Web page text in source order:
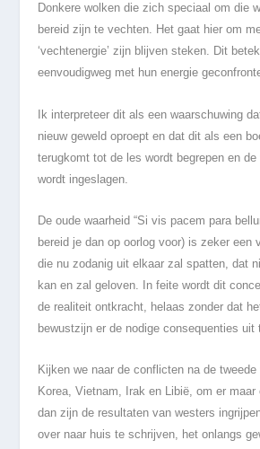
Donkere wolken die zich speciaal om die
bereid zijn te vechten. Het gaat hier om
‘vechtenergie’ zijn blijven steken. Dit
eenvoudigweg met hun energie
Ik interpreteer dit als een waarschuwing
nieuw geweld oproept en dat dit als een
terugkomt tot de les wordt begrepen en de
wordt ingeslagen.
De oude waarheid “Si vis pacem para
bereid je dan op oorlog voor) is zeker een
die nu zodanig uit elkaar zal spatten, dat
kan en zal geloven. In feite wordt dit
de realiteit ontkracht, helaas zonder dat
bewustzijn er de nodige consequenties uit
Kijken we naar de conflicten na de tweede
Korea, Vietnam, Irak en Libië, om er maar
dan zijn de resultaten van westers
over naar huis te schrijven, het onlangs